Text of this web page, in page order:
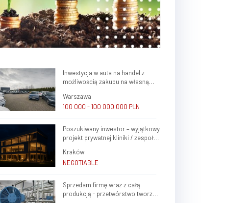
Poszukuje zagranicznych inwestorow,
kapitalowe, brokerow finansowych do
Inwestycja w auta na handel z
możliwością zakupu na własną
zysku
Warszawa
100 000 - 100 000 000 PLN
Poszukiwany inwestor – wyjątkowy
projekt prywatnej kliniki / zespołu
Krakowa (Krowodrza)
Kraków
NEGOTIABLE
Sprzedam firmę wraz z całą
produkcją - przetwórstwo tworzyw